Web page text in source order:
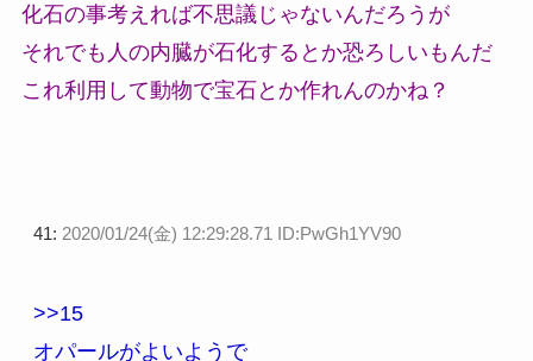
化石の事考えれば不思議じゃないんだろうが
それでも人の内臓が石化するとか恐ろしいもんだ
これ利用して動物で宝石とか作れんのかね？
41: 2020/01/24(金) 12:29:28.71 ID:PwGh1YV90
>>15
オパールがよいようで